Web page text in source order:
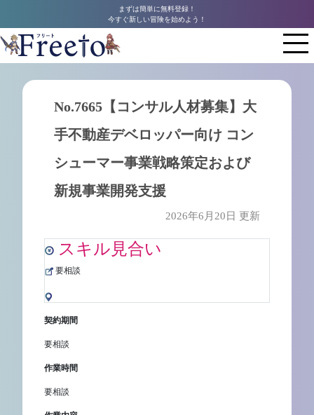
まずは簡単に無料登録！
今すぐ新しい冒険を始めよう！
No.7665【コンサル人材募集】大
手不動産デベロッパー向け コン
シューマー事業戦略策定および
新規事業開発支援
2026年6月20日 更新
スキル見合い
要相談
契約期間
要相談
作業時間
要相談